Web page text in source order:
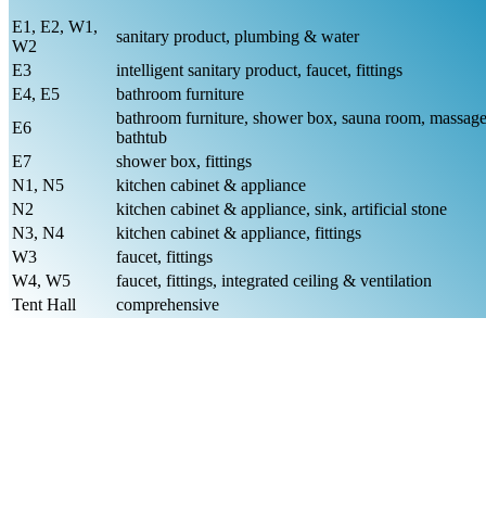
E1, E2, W1,
W2
sanitary product, plumbing & water
E3
intelligent sanitary product, faucet, fittings
E4, E5
bathroom furniture
E6
bathroom furniture, shower box, sauna room, massage
bathtub
E7
shower box, fittings
N1, N5
kitchen cabinet & appliance
N2
kitchen cabinet & appliance, sink, artificial stone
N3, N4
kitchen cabinet & appliance, fittings
W3
faucet, fittings
W4, W5
faucet, fittings, integrated ceiling & ventilation
Tent Hall
comprehensive